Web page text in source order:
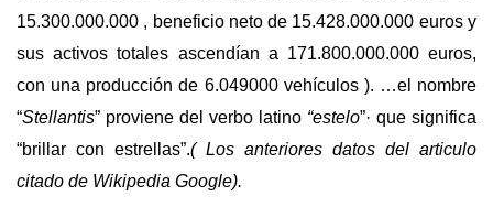
15.300.000.000 , beneficio neto de 15.428.000.000 euros y
sus activos totales ascendían a 171.800.000.000 euros,
con una producción de 6.049000 vehículos ). …el nombre
“Stellantis” proviene del verbo latino “estelo”· que significa
“brillar con estrellas”.( Los anteriores datos del articulo
citado de Wikipedia Google).